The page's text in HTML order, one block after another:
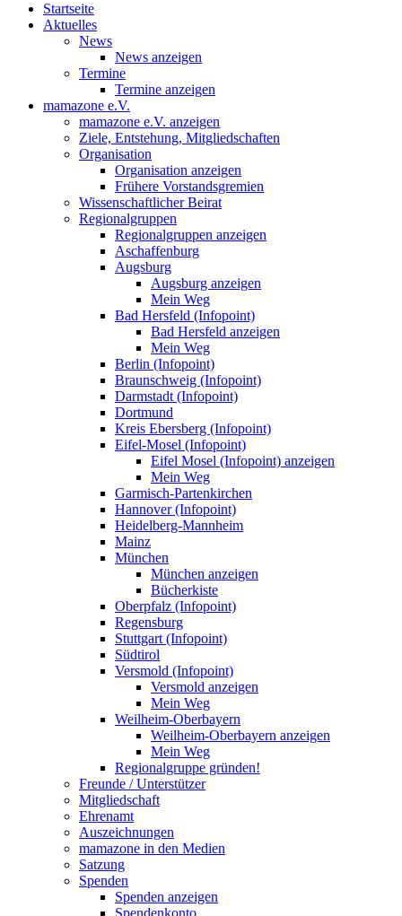
Startseite
Aktuelles
News
News anzeigen
Termine
Termine anzeigen
mamazone e.V.
mamazone e.V. anzeigen
Ziele, Entstehung, Mitgliedschaften
Organisation
Organisation anzeigen
Frühere Vorstandsgremien
Wissenschaftlicher Beirat
Regionalgruppen
Regionalgruppen anzeigen
Aschaffenburg
Augsburg
Augsburg anzeigen
Mein Weg
Bad Hersfeld (Infopoint)
Bad Hersfeld anzeigen
Mein Weg
Berlin (Infopoint)
Braunschweig (Infopoint)
Darmstadt (Infopoint)
Dortmund
Kreis Ebersberg (Infopoint)
Eifel-Mosel (Infopoint)
Eifel Mosel (Infopoint) anzeigen
Mein Weg
Garmisch-Partenkirchen
Hannover (Infopoint)
Heidelberg-Mannheim
Mainz
München
München anzeigen
Bücherkiste
Oberpfalz (Infopoint)
Regensburg
Stuttgart (Infopoint)
Südtirol
Versmold (Infopoint)
Versmold anzeigen
Mein Weg
Weilheim-Oberbayern
Weilheim-Oberbayern anzeigen
Mein Weg
Regionalgruppe gründen!
Freunde / Unterstützer
Mitgliedschaft
Ehrenamt
Auszeichnungen
mamazone in den Medien
Satzung
Spenden
Spenden anzeigen
Spendenkonto